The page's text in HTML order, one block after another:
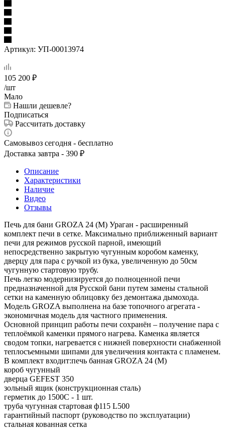
Артикул: УП-00013974
105 200 ₽
/шт
Мало
Нашли дешевле?
Подписаться
Рассчитать доставку
Самовывоз сегодня - бесплатно
Доставка завтра - 390 ₽
Описание
Характеристики
Наличие
Видео
Отзывы
Печь для бани GROZA 24 (М) Ураган - расширенный
комплект печи в сетке. Максимально приближенный вариант
печи для режимов русской парной, имеющий
непосредственно закрытую чугунным коробом каменку,
дверцу для пара с ручкой из бука, увеличенную до 50см
чугунную стартовую трубу.
Печь легко модернизируется до полноценной печи
предназначенной для Русской бани путем замены стальной
сетки на каменную облицовку без демонтажа дымохода.
Модель GROZA выполнена на базе топочного агрегата -
экономичная модель для частного применения.
Основной принцип работы печи сохранён – получение пара с
теплоёмкой каменки прямого нагрева. Каменка является
сводом топки, нагревается с нижней поверхности снабженной
теплосъемными шипами для увеличения контакта с пламенем.
В комплект входит:печь банная GROZA 24 (М)
короб чугунный
дверца GEFEST 350
зольный ящик (конструкционная сталь)
герметик до 1500С - 1 шт.
труба чугунная стартовая ф115 L500
гарантийный паспорт (руководство по эксплуатации)
стальная кованная сетка